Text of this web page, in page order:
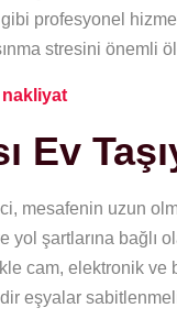
gibi profesyonel
stresini önemli
Ev
mesafenin uzun
yol şartlarına bağlı
cam, elektronik ve
eşyalar